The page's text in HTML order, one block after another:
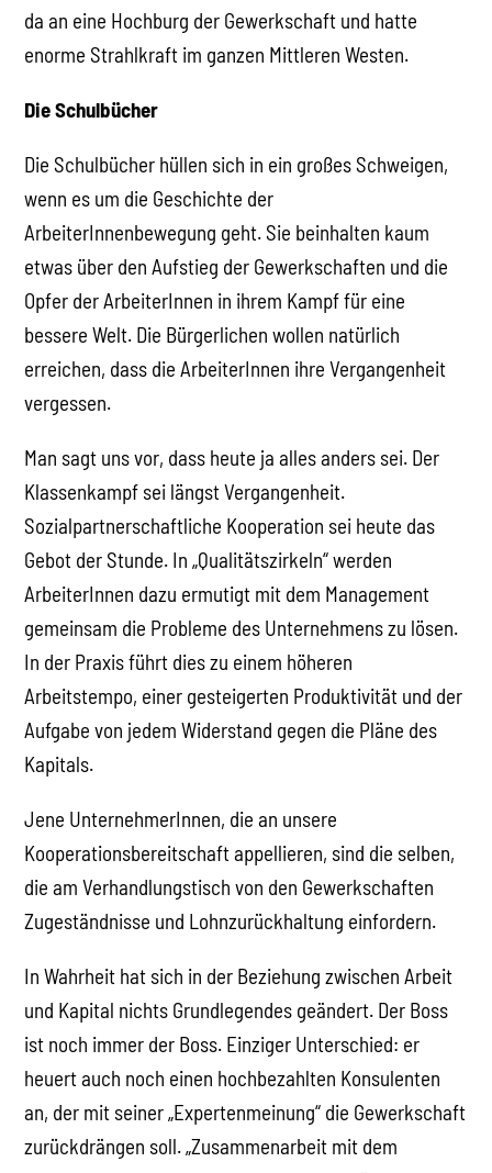
da an eine Hochburg der Gewerkschaft und hatte
enorme Strahlkraft im ganzen Mittleren Westen.
Die Schulbücher
Die Schulbücher hüllen sich in ein großes Schweigen,
wenn es um die Geschichte der
ArbeiterInnenbewegung geht. Sie beinhalten kaum
etwas über den Aufstieg der Gewerkschaften und die
Opfer der ArbeiterInnen in ihrem Kampf für eine
bessere Welt. Die Bürgerlichen wollen natürlich
erreichen, dass die ArbeiterInnen ihre Vergangenheit
vergessen.
Man sagt uns vor, dass heute ja alles anders sei. Der
Klassenkampf sei längst Vergangenheit.
Sozialpartnerschaftliche Kooperation sei heute das
Gebot der Stunde. In „Qualitätszirkeln“ werden
ArbeiterInnen dazu ermutigt mit dem Management
gemeinsam die Probleme des Unternehmens zu lösen.
In der Praxis führt dies zu einem höheren
Arbeitstempo, einer gesteigerten Produktivität und der
Aufgabe von jedem Widerstand gegen die Pläne des
Kapitals.
Jene UnternehmerInnen, die an unsere
Kooperationsbereitschaft appellieren, sind die selben,
die am Verhandlungstisch von den Gewerkschaften
Zugeständnisse und Lohnzurückhaltung einfordern.
In Wahrheit hat sich in der Beziehung zwischen Arbeit
und Kapital nichts Grundlegendes geändert. Der Boss
ist noch immer der Boss. Einziger Unterschied: er
heuert auch noch einen hochbezahlten Konsulenten
an, der mit seiner „Expertenmeinung“ die Gewerkschaft
zurückdrängen soll. „Zusammenarbeit mit dem